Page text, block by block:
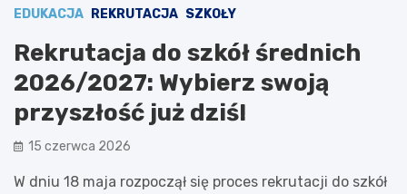
EDUKACJA REKRUTACJA SZKOŁY
Rekrutacja do szkół średnich
2026/2027: Wybierz swoją
przyszłość już dziś!
15 czerwca 2026
W dniu 18 maja rozpoczął się proces rekrutacji do szkół